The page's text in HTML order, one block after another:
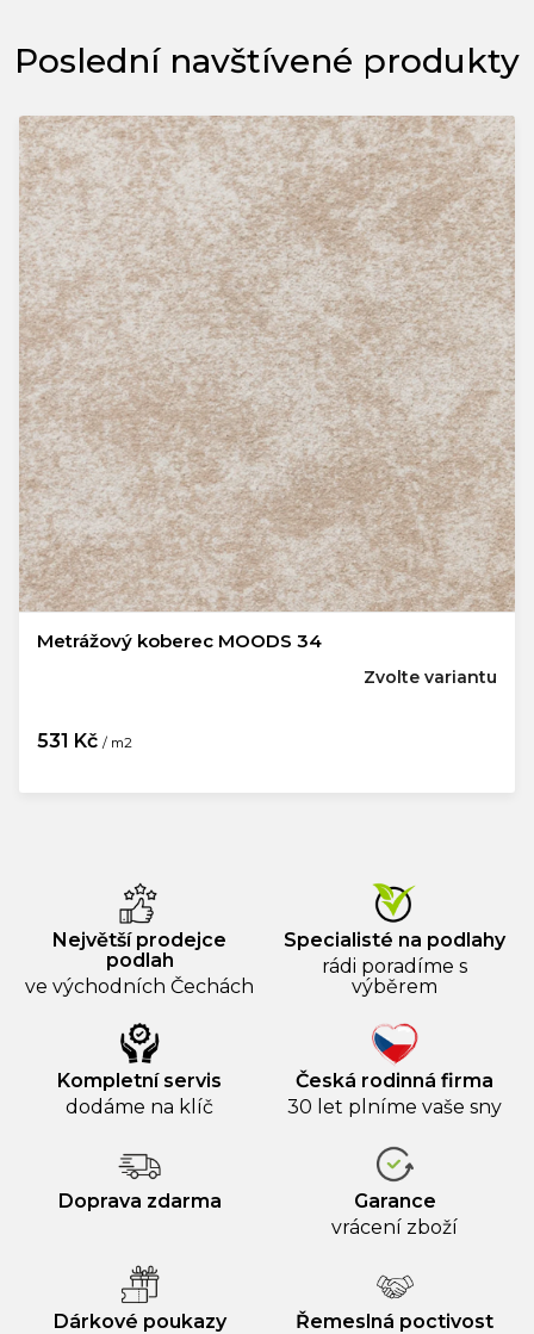
Poslední navštívené produkty
Metrážový koberec MOODS 34
531 Kč / m2
Zvolte variantu
Největší prodejce
podlah
ve východních Čechách
Specialisté na podlahy
rádi poradíme s
výběrem
Kompletní servis
dodáme na klíč
Česká rodinná firma
30 let plníme vaše sny
Doprava zdarma
Garance
vrácení zboží
Dárkové poukazy Řemeslná poctivost